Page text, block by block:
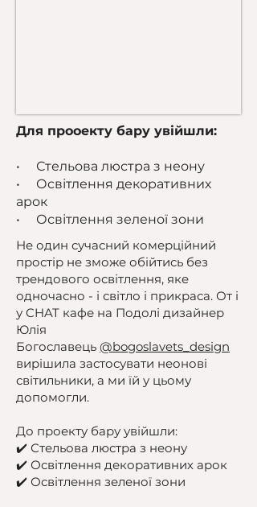
Для прооекту бару увійшли:
• Стельова люстра з неону
• Освітлення декоративних
арок
• Освітлення зеленої зони
Не один сучасний комерційний
простір не зможе обійтись без
трендового освітлення, яке
одночасно - і світло і прикраса. От і
у CHAT кафе на Подолі дизайнер
Юлія
Богославець @bogoslavets_design
вирішила застосувати неонові
світильники, а ми їй у цьому
допомогли.
До проекту бару увійшли:
✔️ Стельова люстра з неону
✔️ Освітлення декоративних арок
✔️ Освітлення зеленої зони